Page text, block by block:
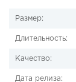
Размер:
Длительность:
Качество:
Дата релиза: